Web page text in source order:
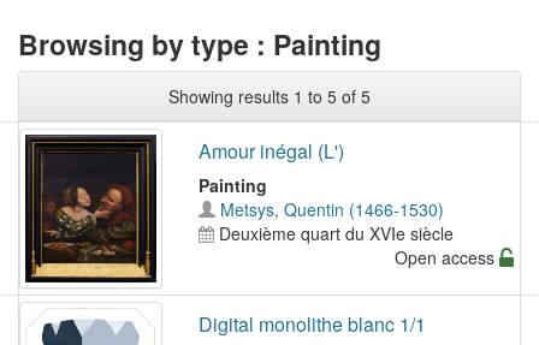
Browsing by type : Painting
Showing results 1 to 5 of 5
Amour inégal (L')
Painting
Metsys, Quentin (1466-1530)
Deuxième quart du XVIe siècle
Open access
Digital monolithe blanc 1/1